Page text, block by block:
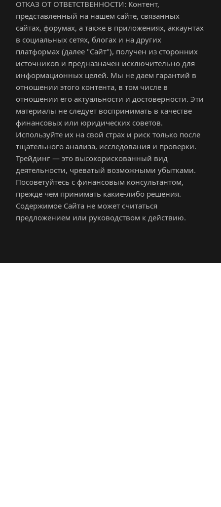
ОТКАЗ ОТ ОТВЕТСТВЕННОСТИ: Контент,
представленный на нашем сайте, связанных
сайтах, форумах, а также в приложениях, аккаунтах
в социальных сетях, блогах и на других
платформах (далее "Сайт"), получен из сторонних
источников и предназначен исключительно для
информационных целей. Мы не даем гарантий в
отношении этого контента, в том числе в
отношении его актуальности и достоверности. Эти
материалы не следует воспринимать в качестве
финансовых или юридических советов.
Используйте их на свой страх и риск только после
тщательного анализа, исследования и проверки.
Трейдинг — это высокорискованный вид
деятельности, чреватый возможными убытками.
Посоветуйтесь с финансовым консультантом,
прежде чем принимать какие-либо решения.
Содержимое Сайта не может считаться
предложением или руководством к действию.